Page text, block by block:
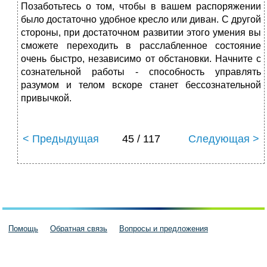
Позаботьтесь о том, чтобы в вашем распоряжении
было достаточно удобное кресло или диван. С другой
стороны, при достаточном развитии этого умения вы
сможете переходить в расслабленное состояние
очень быстро, независимо от обстановки. Начните с
сознательной работы - способность управлять
разумом и телом вскоре станет бессознательной
привычкой.
< Предыдущая 45 / 117 Следующая >
Помощь Обратная связь Вопросы и предложения